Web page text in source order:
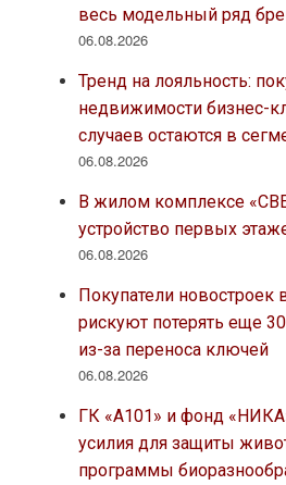
весь модельный ряд
06.08.2026
Тренд на лояльность:
недвижимости бизнес-
случаев остаются в
06.08.2026
В жилом комплексе
устройство первых
06.08.2026
Покупатели
рискуют потерять еще
из-за переноса ключей
06.08.2026
ГК «А101» и фонд
усилия для защиты
программы